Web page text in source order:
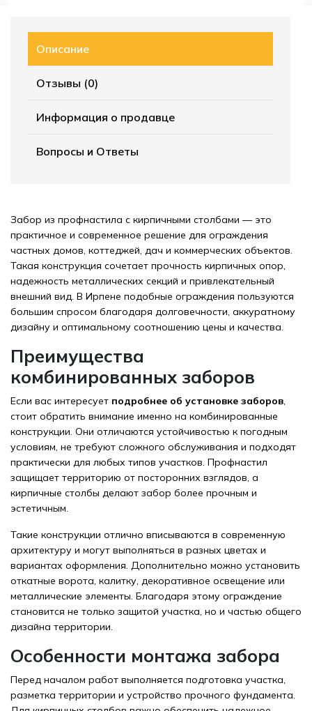
Описание
Отзывы (0)
Информация о продавце
Вопросы и Ответы
Забор из профнастила с кирпичными столбами — это
практичное и современное решение для ограждения
частных домов, коттеджей, дач и коммерческих объектов.
Такая конструкция сочетает прочность кирпичных опор,
надежность металлических секций и привлекательный
внешний вид. В Ирпене подобные ограждения пользуются
большим спросом благодаря долговечности, аккуратному
дизайну и оптимальному соотношению цены и качества.
Преимущества
комбинированных заборов
Если вас интересует подробнее об установке заборов,
стоит обратить внимание именно на комбинированные
конструкции. Они отличаются устойчивостью к погодным
условиям, не требуют сложного обслуживания и подходят
практически для любых типов участков. Профнастил
защищает территорию от посторонних взглядов, а
кирпичные столбы делают забор более прочным и
эстетичным.
Такие конструкции отлично вписываются в современную
архитектуру и могут выполняться в разных цветах и
вариантах оформления. Дополнительно можно установить
откатные ворота, калитку, декоративное освещение или
металлические элементы. Благодаря этому ограждение
становится не только защитой участка, но и частью общего
дизайна территории.
Особенности монтажа забора
Перед началом работ выполняется подготовка участка,
разметка территории и устройство прочного фундамента.